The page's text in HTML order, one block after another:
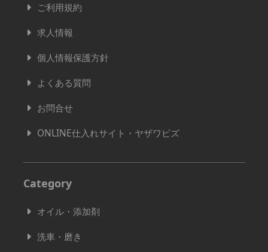
ご利用規約
求人情報
個人情報保護方針
よくある質問
お問合せ
ONLINE仕入れサイト・ヤザワビズ
Category
オイル・添加剤
洗車・磨き